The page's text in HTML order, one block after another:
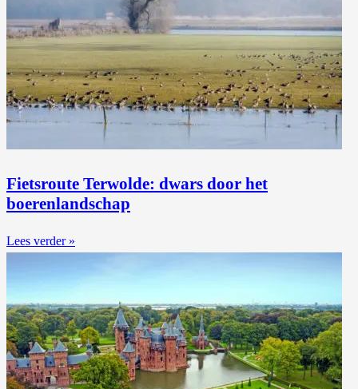
Fietsroute Terwolde: dwars door het
boerenlandschap
Lees verder »